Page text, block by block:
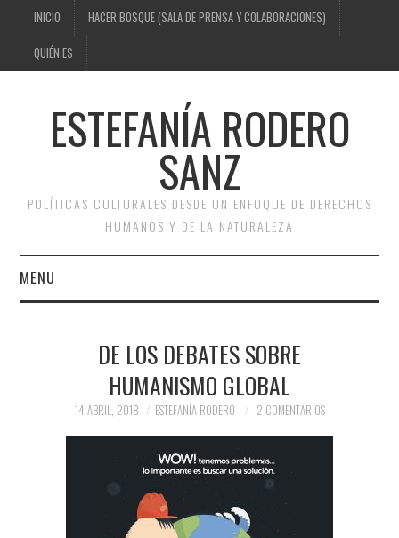
INICIO HACER BOSQUE (SALA DE PRENSA Y COLABORACIONES)
QUIÉN ES
ESTEFANÍA RODERO
SANZ
POLÍTICAS CULTURALES DESDE UN ENFOQUE DE DERECHOS
HUMANOS Y DE LA NATURALEZA
MENU
HACER BOSQUE (SALA DE
PRENSA Y
DE LOS DEBATES SOBRE
HUMANISMO GLOBAL
14 ABRIL, 2018 ESTEFANÍA RODERO 2 COMENTARIOS